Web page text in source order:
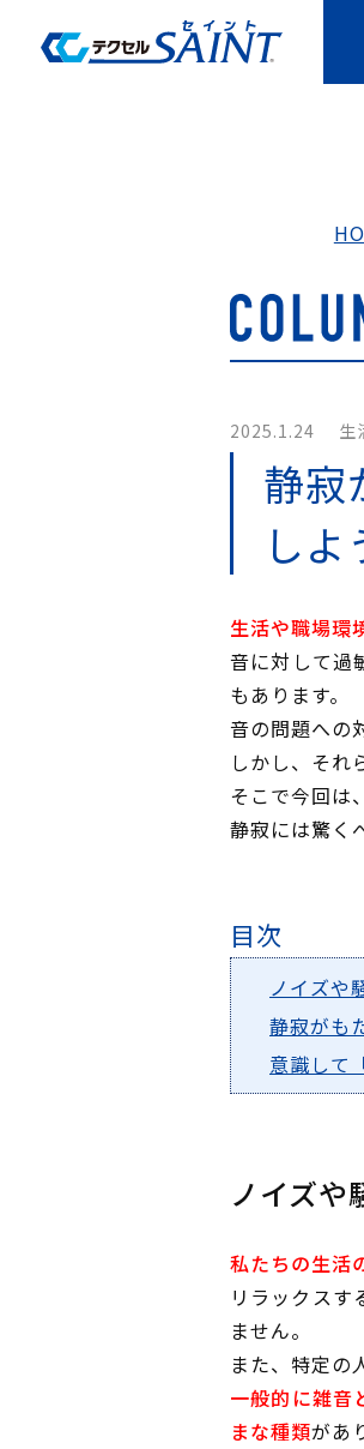
2025.1.24 生
静寂
しよ
生活や職場環
音に対して過
もあります。
音の問題への
しかし、それ
そこで今回は
静寂には驚く
目次
ノイズや
静寂がも
意識して
ノイズや
私たちの生活
リラックスす
ません。
また、特定の
一般的に雑音
まな種類があ